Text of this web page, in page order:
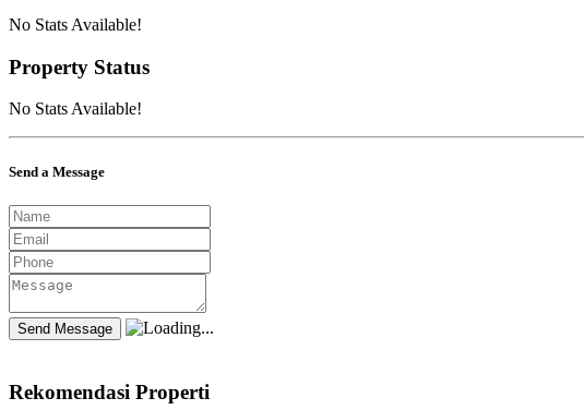
No Stats Available!
Property Status
No Stats Available!
Send a Message
Rekomendasi Properti